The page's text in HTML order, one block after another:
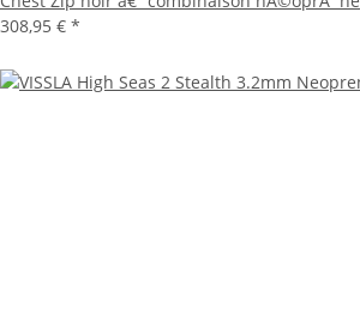
308,95 € *